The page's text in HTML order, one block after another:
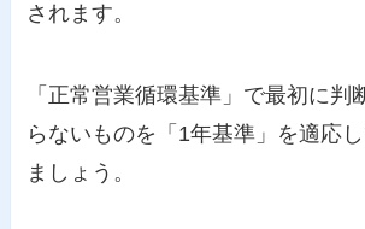
されます。
「正常営業循環基準」で最初に判
らないものを「1年基準」を適応
ましょう。